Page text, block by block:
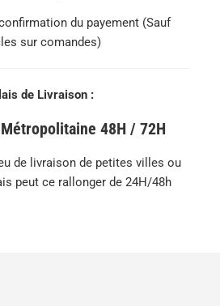
du payement (Sauf
sur comandes)
de Livraison :
48H / 72H
de livraison de petites villes ou
peut ce rallonger de 24H/48h